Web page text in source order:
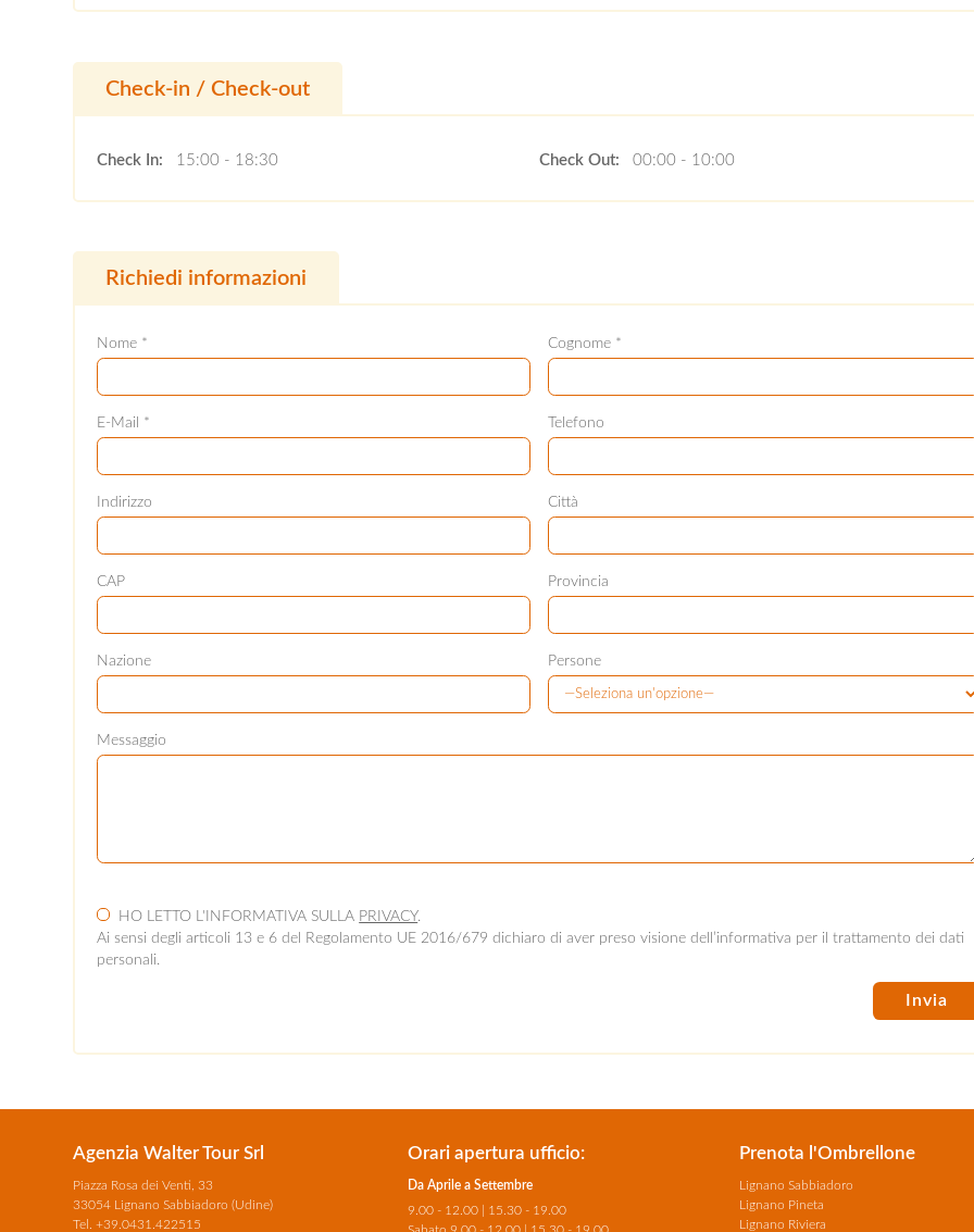
Check-in / Check-out
Check In: 15:00 - 18:30 Check Out: 00:00 - 10:00
Richiedi informazioni
Nome * Cognome *
E-Mail * Telefono
Indirizzo Città
CAP Provincia
Nazione Persone
Messaggio
HO LETTO L'INFORMATIVA SULLA PRIVACY.
Ai sensi degli articoli 13 e 6 del Regolamento UE 2016/679 dichiaro di aver preso visione dell’informativa per il trattamento dei dati
personali.
Agenzia Walter Tour Srl
Piazza Rosa dei Venti, 33
33054 Lignano Sabbiadoro (Udine)
Tel.+39.0431.422515
Orari apertura ufficio:
Da Aprile a Settembre
9.00 - 12.00 | 15.30 - 19.00
Prenota l'Ombrellone
Lignano Sabbiadoro
Lignano Pineta
Lignano Riviera